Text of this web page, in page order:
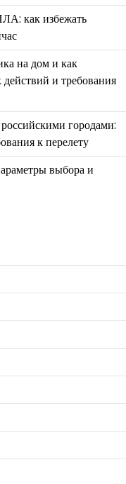
как избежать
на дом и как
действий и требования
городами:
к перелету
выбора и